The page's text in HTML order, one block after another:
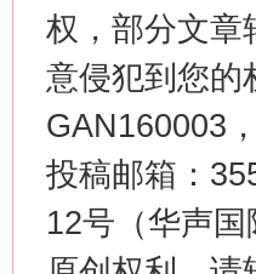
权，部分文章
意侵犯到您的
GAN160003
投稿邮箱：
12号（华声
“刷贴”乱象丛生